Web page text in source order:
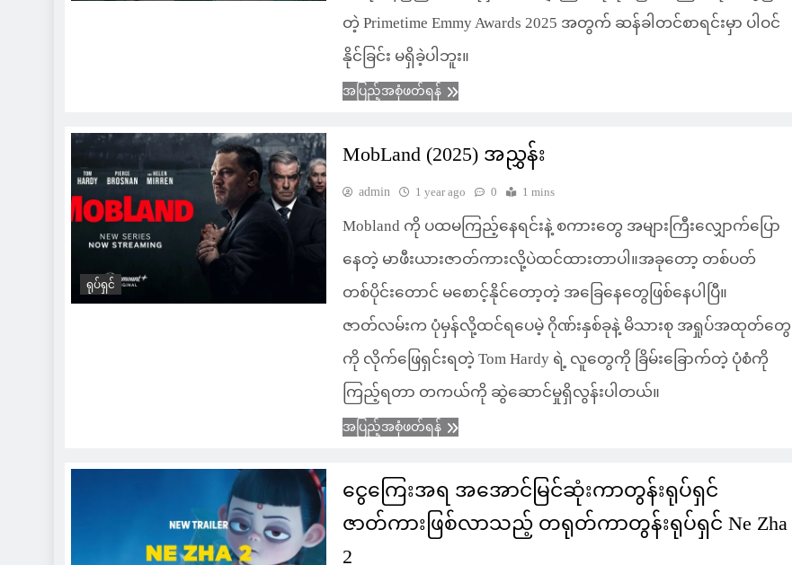
တဲ့ Primetime Emmy Awards 2025 အတွက် ဆန်ခါတင်စာရင်းမှာ ပါဝင်
နိုင်ခြင်း မရှိခဲ့ပါဘူး။
အပြည့်အစုံဖတ်ရန်
ရုပ်ရှင်
MobLand (2025) အညွှန်း
admin 1 year ago 0 1 mins
Mobland ကို ပထမကြည့်နေရင်းနဲ့ စကားတွေ အများကြီးလျှောက်ပြော
နေတဲ့ မာဖီးယားဇာတ်ကားလို့ပဲထင်ထားတာပါ။အခုတော့ တစ်ပတ်
တစ်ပိုင်းတောင် မစောင့်နိုင်တော့တဲ့ အခြေနေတွေဖြစ်နေပါပြီ။
ဇာတ်လမ်းက ပုံမှန်လို့ထင်ရပေမဲ့ ဂိုဏ်းနှစ်ခုနဲ့ မိသားစု အရှုပ်အထုတ်တွေ
ကို လိုက်ဖြေရှင်းရတဲ့ Tom Hardy ရဲ့ လူတွေကို ခြိမ်းခြောက်တဲ့ ပုံစံကို
ကြည့်ရတာ တကယ်ကို ဆွဲဆောင်မှုရှိလွန်းပါတယ်။
အပြည့်အစုံဖတ်ရန်
ငွေကြေးအရ အအောင်မြင်ဆုံးကာတွန်းရုပ်ရှင်
ဇာတ်ကားဖြစ်လာသည့် တရုတ်ကာတွန်းရုပ်ရှင် Ne Zha
2